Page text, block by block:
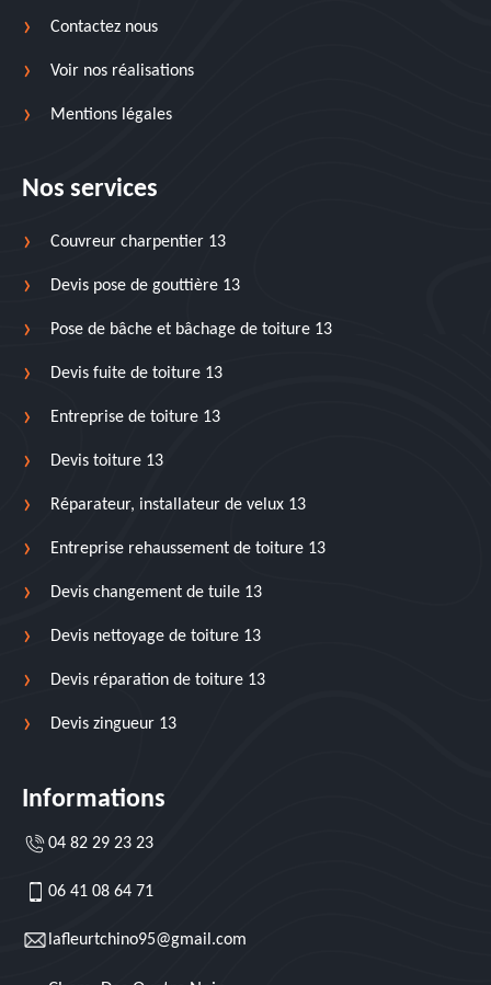
Contactez nous
Voir nos réalisations
Mentions légales
Nos services
Couvreur charpentier 13
Devis pose de gouttière 13
Pose de bâche et bâchage de toiture 13
Devis fuite de toiture 13
Entreprise de toiture 13
Devis toiture 13
Réparateur, installateur de velux 13
Entreprise rehaussement de toiture 13
Devis changement de tuile 13
Devis nettoyage de toiture 13
Devis réparation de toiture 13
Devis zingueur 13
Informations
04 82 29 23 23
06 41 08 64 71
lafleurtchino95@gmail.com